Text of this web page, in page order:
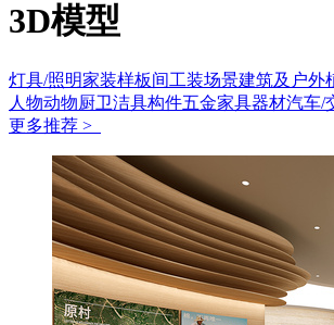
3D模型
灯具/照明家装样板间工装场景建筑及户外
人物动物厨卫洁具构件五金家具器材汽车/
更多推荐 >